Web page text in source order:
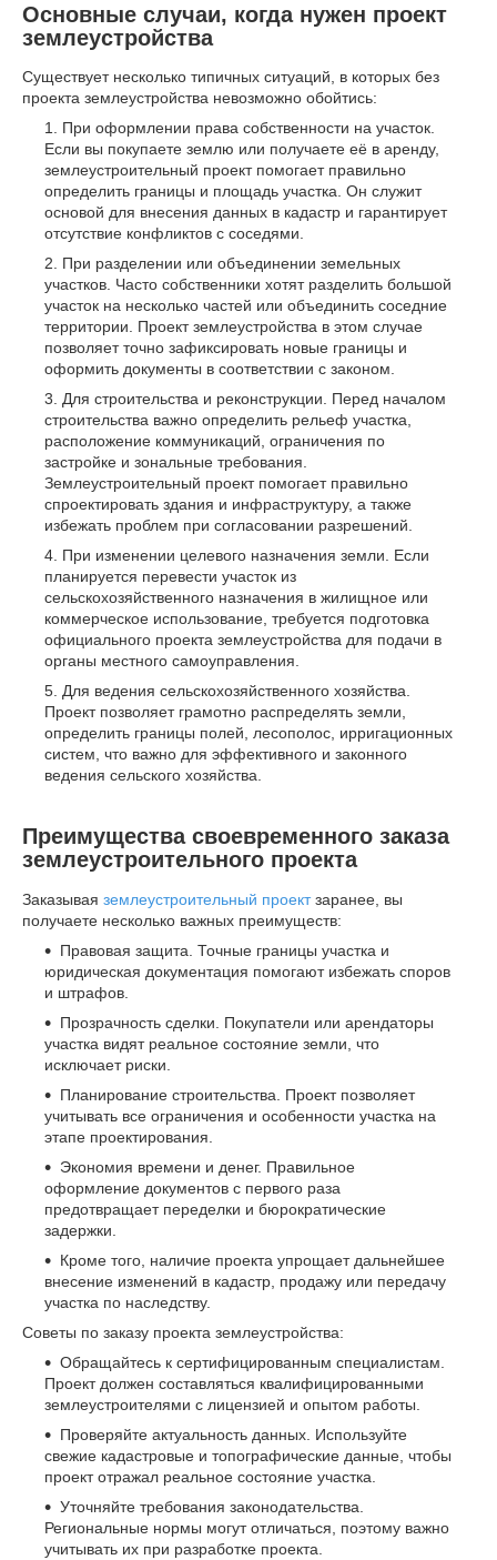
Основные случаи, когда нужен проект
землеустройства
Существует несколько типичных ситуаций, в которых без
проекта землеустройства невозможно обойтись:
При оформлении права собственности на участок.
Если вы покупаете землю или получаете её в аренду,
землеустроительный проект помогает правильно
определить границы и площадь участка. Он служит
основой для внесения данных в кадастр и гарантирует
отсутствие конфликтов с соседями.
При разделении или объединении земельных
участков. Часто собственники хотят разделить большой
участок на несколько частей или объединить соседние
территории. Проект землеустройства в этом случае
позволяет точно зафиксировать новые границы и
оформить документы в соответствии с законом.
Для строительства и реконструкции. Перед началом
строительства важно определить рельеф участка,
расположение коммуникаций, ограничения по
застройке и зональные требования.
Землеустроительный проект помогает правильно
спроектировать здания и инфраструктуру, а также
избежать проблем при согласовании разрешений.
При изменении целевого назначения земли. Если
планируется перевести участок из
сельскохозяйственного назначения в жилищное или
коммерческое использование, требуется подготовка
официального проекта землеустройства для подачи в
органы местного самоуправления.
Для ведения сельскохозяйственного хозяйства.
Проект позволяет грамотно распределять земли,
определить границы полей, лесополос, ирригационных
систем, что важно для эффективного и законного
ведения сельского хозяйства.
Преимущества своевременного заказа
землеустроительного проекта
Заказывая землеустроительный проектзаранее, вы
получаете несколько важных преимуществ:
Правовая защита. Точные границы участка и
юридическая документация помогают избежать споров
и штрафов.
Прозрачность сделки. Покупатели или арендаторы
участка видят реальное состояние земли, что
исключает риски.
Планирование строительства. Проект позволяет
учитывать все ограничения и особенности участка на
этапе проектирования.
Экономия времени и денег. Правильное
оформление документов с первого раза
предотвращает переделки и бюрократические
задержки.
Кроме того, наличие проекта упрощает дальнейшее
внесение изменений в кадастр, продажу или передачу
участка по наследству.
Советы по заказу проекта землеустройства:
Обращайтесь к сертифицированным специалистам.
Проект должен составляться квалифицированными
землеустроителями с лицензией и опытом работы.
Проверяйте актуальность данных. Используйте
свежие кадастровые и топографические данные, чтобы
проект отражал реальное состояние участка.
Уточняйте требования законодательства.
Региональные нормы могут отличаться, поэтому важно
учитывать их при разработке проекта.